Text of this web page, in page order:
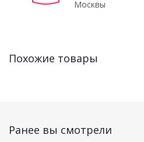
Москвы
Похожие товары
Ранее вы смотрели